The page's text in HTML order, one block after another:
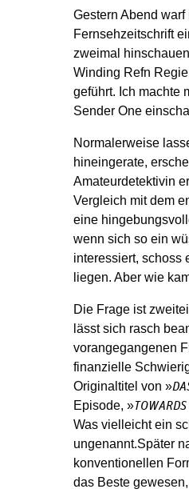
Gestern Abend
Fernsehzeitschrift
zweimal
Winding Refn
geführt. Ich machte
Sender One
Normalerweise
hineingerate,
Amateurdetektivin
Vergleich mit dem
eine
wenn sich so ein
interessiert, schoss
liegen. Aber wie
Die Frage ist
lässt sich rasch
vorangegangenen
finanzielle
Originaltitel von »
Episode, »
Was vielleicht ein
ungenannt.Später
konventionellen
das Beste